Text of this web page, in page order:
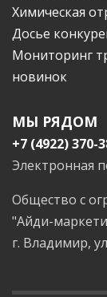
Химическая
Досье
Мониторинг
новинок
МЫ РЯДОМ
+7 (4922) 370-
Электронная
Общество с
"Айди-
г. Владимир,